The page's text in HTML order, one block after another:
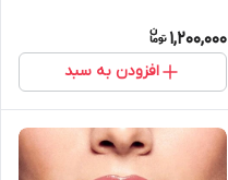
1,200,000
افزودن به سبد